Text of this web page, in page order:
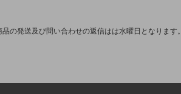
の発送及び問い合わせの返信はは水曜日となります。